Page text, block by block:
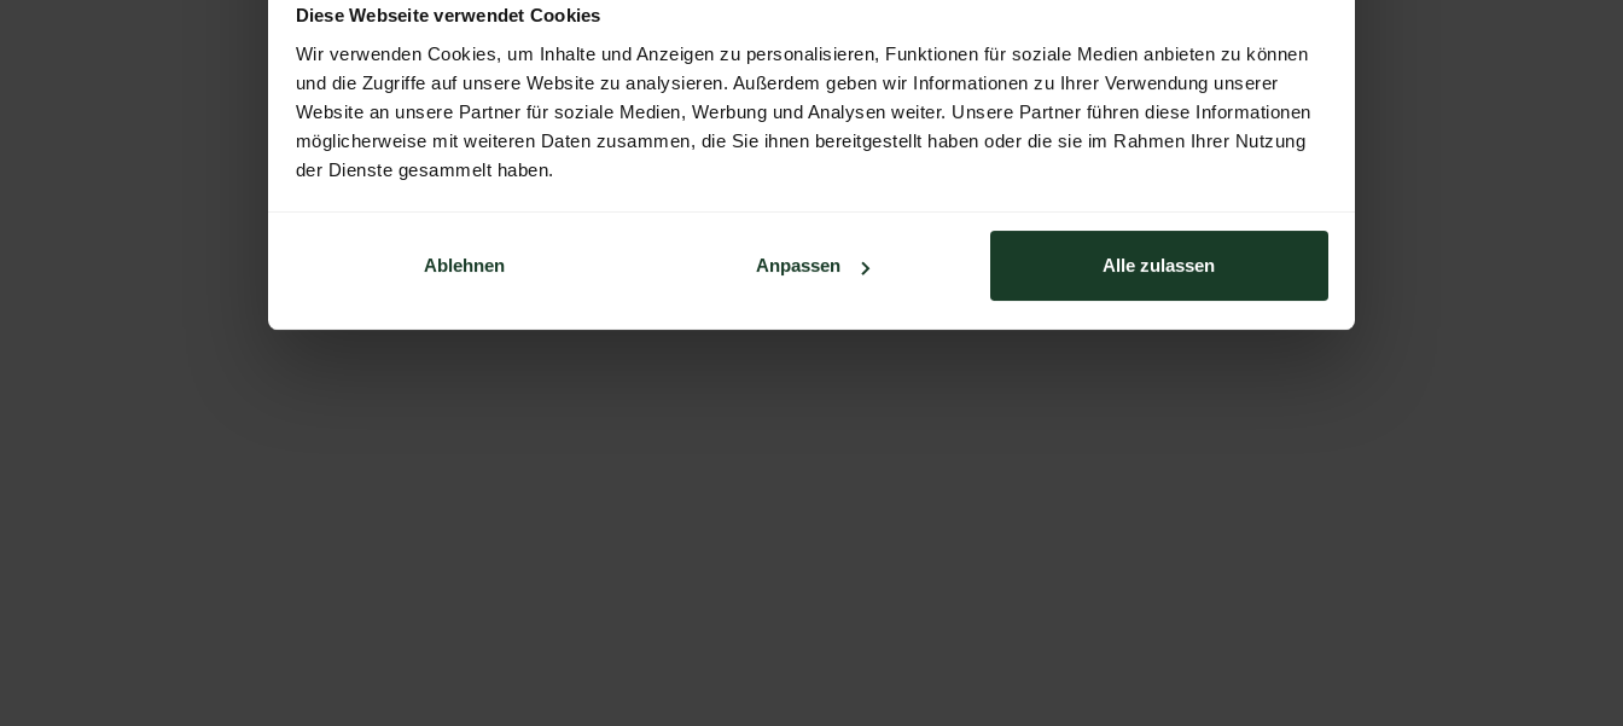
Diese Webseite verwendet Cookies
Wir verwenden Cookies, um Inhalte und Anzeigen zu personalisieren, Funktionen für soziale Medien anbieten zu können
und die Zugriffe auf unsere Website zu analysieren. Außerdem geben wir Informationen zu Ihrer Verwendung unserer
Website an unsere Partner für soziale Medien, Werbung und Analysen weiter. Unsere Partner führen diese Informationen
möglicherweise mit weiteren Daten zusammen, die Sie ihnen bereitgestellt haben oder die sie im Rahmen Ihrer Nutzung
der Dienste gesammelt haben.
Ablehnen Anpassen Alle zulassen